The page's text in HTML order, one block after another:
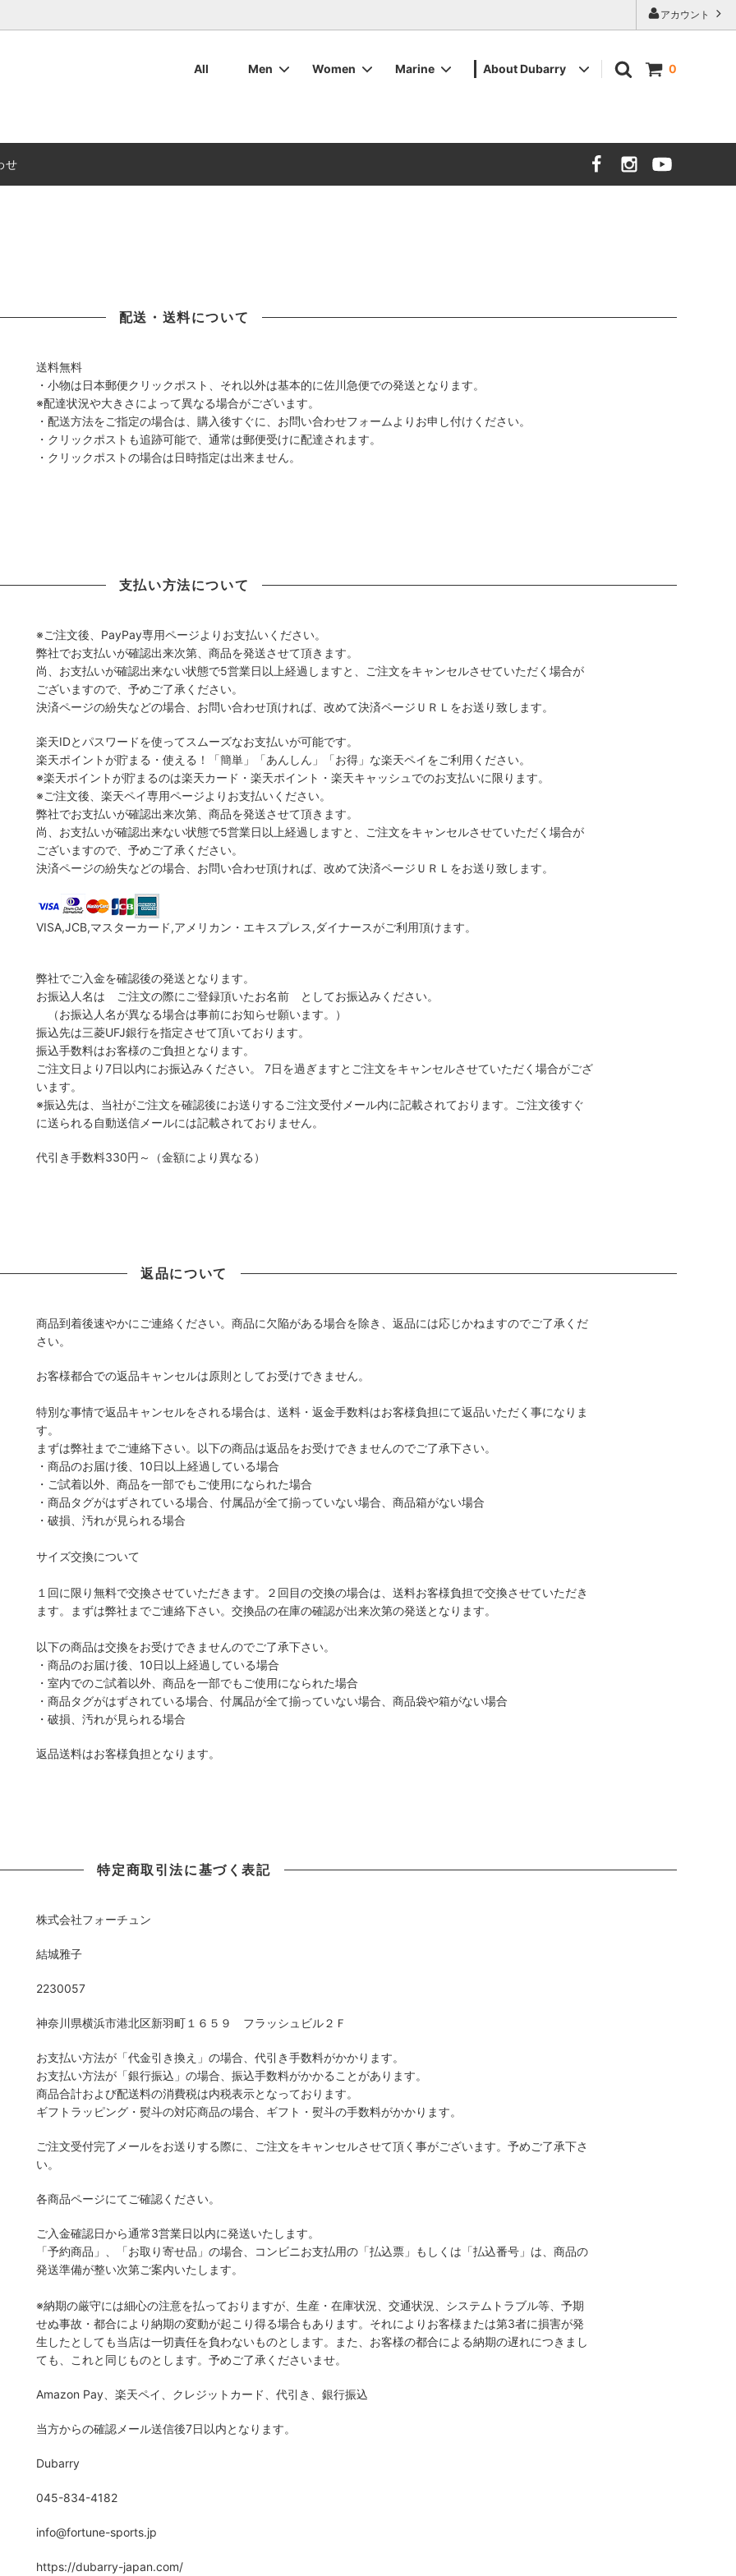
アカウント
0
All Men
ツ
Women
ツ
Marine
バッグ・その他用品
About Dubarry
辺アクセサリ
せ
配送・送料について
送料無料
・小物は日本郵便クリックポスト、それ以外は基本的に佐川急便での発送となります。
※配達状況や大きさによって異なる場合がございます。
・配送方法をご指定の場合は、購入後すぐに、お問い合わせフォームよりお申し付けください。
・クリックポストも追跡可能で、通常は郵便受けに配達されます。
・クリックポストの場合は日時指定は出来ません。
支払い方法について
※ご注文後、PayPay専用ページよりお支払いください。
弊社でお支払いが確認出来次第、商品を発送させて頂きます。
尚、お支払いが確認出来ない状態で5営業日以上経過しますと、ご注文をキャンセルさせていただく場合が
ございますので、予めご了承ください。
決済ページの紛失などの場合、お問い合わせ頂ければ、改めて決済ページＵＲＬをお送り致します。
楽天IDとパスワードを使ってスムーズなお支払いが可能です。
楽天ポイントが貯まる・使える！「簡単」「あんしん」「お得」な楽天ペイをご利用ください。
※楽天ポイントが貯まるのは楽天カード・楽天ポイント・楽天キャッシュでのお支払いに限ります。
※ご注文後、楽天ペイ専用ページよりお支払いください。
弊社でお支払いが確認出来次第、商品を発送させて頂きます。
尚、お支払いが確認出来ない状態で5営業日以上経過しますと、ご注文をキャンセルさせていただく場合が
ございますので、予めご了承ください。
決済ページの紛失などの場合、お問い合わせ頂ければ、改めて決済ページＵＲＬをお送り致します。
VISA,JCB,マスターカード,アメリカン・エキスプレス,ダイナースがご利用頂けます。
弊社でご入金を確認後の発送となります。
お振込人名は ご注文の際にご登録頂いたお名前 としてお振込みください。
（お振込人名が異なる場合は事前にお知らせ願います。）
振込先は三菱UFJ銀行を指定させて頂いております。
振込手数料はお客様のご負担となります。
ご注文日より7日以内にお振込みください。 7日を過ぎますとご注文をキャンセルさせていただく場合がござ
います。
※振込先は、当社がご注文を確認後にお送りするご注文受付メール内に記載されております。ご注文後すぐ
に送られる自動送信メールには記載されておりません。
代引き手数料330円～（金額により異なる）
返品について
商品到着後速やかにご連絡ください。商品に欠陥がある場合を除き、返品には応じかねますのでご了承くだ
さい。
お客様都合での返品キャンセルは原則としてお受けできません。
特別な事情で返品キャンセルをされる場合は、送料・返金手数料はお客様負担にて返品いただく事になりま
す。
まずは弊社までご連絡下さい。以下の商品は返品をお受けできませんのでご了承下さい。
・商品のお届け後、10日以上経過している場合
・ご試着以外、商品を一部でもご使用になられた場合
・商品タグがはずされている場合、付属品が全て揃っていない場合、商品箱がない場合
・破損、汚れが見られる場合
サイズ交換について
１回に限り無料で交換させていただきます。２回目の交換の場合は、送料お客様負担で交換させていただき
ます。まずは弊社までご連絡下さい。交換品の在庫の確認が出来次第の発送となります。
以下の商品は交換をお受けできませんのでご了承下さい。
・商品のお届け後、10日以上経過している場合
・室内でのご試着以外、商品を一部でもご使用になられた場合
・商品タグがはずされている場合、付属品が全て揃っていない場合、商品袋や箱がない場合
・破損、汚れが見られる場合
返品送料はお客様負担となります。
特定商取引法に基づく表記
株式会社フォーチュン
結城雅子
2230057
神奈川県横浜市港北区新羽町１６５９ フラッシュビル２Ｆ
お支払い方法が「代金引き換え」の場合、代引き手数料がかかります。
お支払い方法が「銀行振込」の場合、振込手数料がかかることがあります。
商品合計および配送料の消費税は内税表示となっております。
ギフトラッピング・熨斗の対応商品の場合、ギフト・熨斗の手数料がかかります。
ご注文受付完了メールをお送りする際に、ご注文をキャンセルさせて頂く事がございます。予めご了承下さ
い。
各商品ページにてご確認ください。
ご入金確認日から通常3営業日以内に発送いたします。
「予約商品」、「お取り寄せ品」の場合、コンビニお支払用の「払込票」もしくは「払込番号」は、商品の
発送準備が整い次第ご案内いたします。
※納期の厳守には細心の注意を払っておりますが、生産・在庫状況、交通状況、システムトラブル等、予期
せぬ事故・都合により納期の変動が起こり得る場合もあります。それによりお客様または第3者に損害が発
生したとしても当店は一切責任を負わないものとします。また、お客様の都合による納期の遅れにつきまし
ても、これと同じものとします。予めご了承くださいませ。
Amazon Pay、楽天ペイ、クレジットカード、代引き、銀行振込
当方からの確認メール送信後7日以内となります。
Dubarry
045-834-4182
info@fortune-sports.jp
https://dubarry-japan.com/